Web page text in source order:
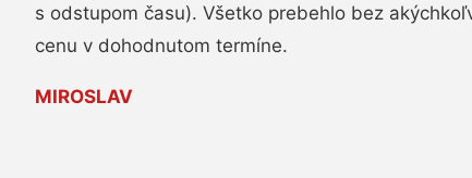
s odstupom času). Všetko prebehlo bez
cenu v dohodnutom termíne.
MIROSLAV